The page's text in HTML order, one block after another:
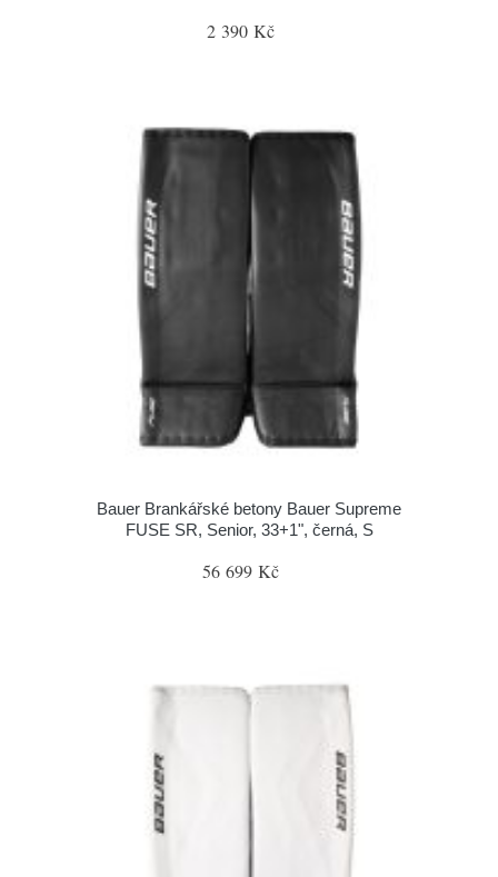
2 390 Kč
Bauer Brankářské betony Bauer Supreme
FUSE SR, Senior, 33+1", černá, S
56 699 Kč